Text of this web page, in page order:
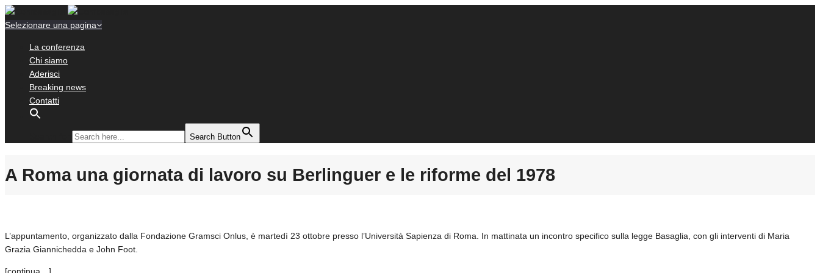
Selezionare una pagina
La conferenza
Chi siamo
Aderisci
Breaking news
Contatti
Search Button
A Roma una giornata di lavoro su Berlinguer e le riforme del 1978
L’appuntamento, organizzato dalla Fondazione Gramsci Onlus, è martedì 23 ottobre presso l’Università Sapienza di Roma. In mattinata un incontro specifico sulla legge Basaglia, con gli interventi di Maria
Grazia Giannichedda e John Foot.